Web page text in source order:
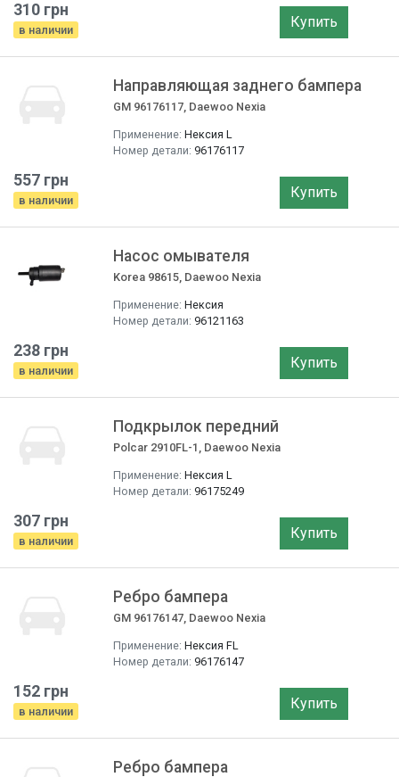
310 грн
в наличии Купить
Направляющая заднего бампера
GM 96176117, Daewoo Nexia
Применение: Нексия L
Номер детали: 96176117
557 грн
в наличии Купить
Насос омывателя
Korea 98615, Daewoo Nexia
Применение: Нексия
Номер детали: 96121163
238 грн
в наличии Купить
Подкрылок передний
Polcar 2910FL-1, Daewoo Nexia
Применение: Нексия L
Номер детали: 96175249
307 грн
в наличии Купить
Ребро бампера
GM 96176147, Daewoo Nexia
Применение: Нексия FL
Номер детали: 96176147
152 грн
в наличии Купить
Ребро бампера